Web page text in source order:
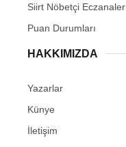
Siirt Nöbetçi Eczanaler
Puan Durumları
HAKKIMIZDA
Yazarlar
Künye
İletişim